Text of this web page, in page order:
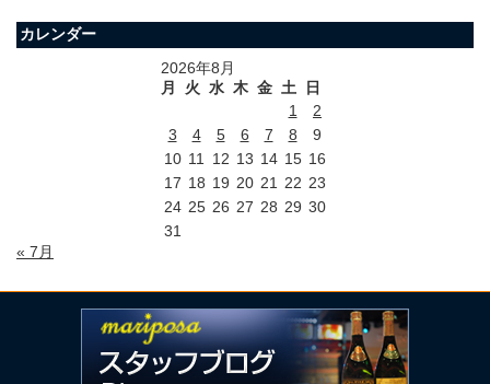
カレンダー
2026年8月
月
火 水 木 金 土
日
1
2
3
4 5 6 7 8
9
10 11 12 13 14 15 16
17 18 19 20 21 22 23
24 25 26 27 28 29 30
31
« 7月